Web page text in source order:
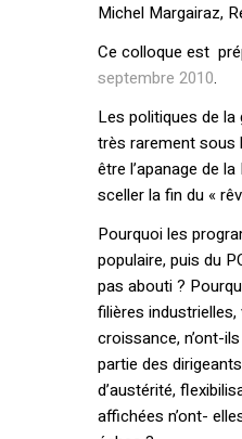
Michel Margairaz,
Ce colloque est
septembre 2010.
Les politiques de la
très rarement sous
être l’apanage de
sceller la fin du «
Pourquoi les
populaire, puis du
pas abouti ?
filières
croissance, n’ont-
partie des
d’austérité,
affichées n’ont-